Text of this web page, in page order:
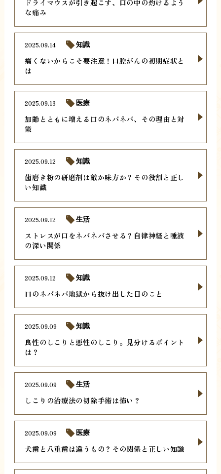
ドライマウスが引き起こす、口の中の灼けるよう
な痛み
痛くないからこそ要注意！口腔がんの初期症状と
は
2025.09.14 知識
加齢とともに増える口のネバネバ、その理由と対
策
2025.09.13 医療
歯磨き粉の研磨剤は敵か味方か？その役割と正し
い知識
2025.09.12 知識
ストレスが口をネバネバさせる？自律神経と唾液
の深い関係
2025.09.12 生活
口のネバネバ地獄から抜け出した日のこと
2025.09.12 知識
良性のしこりと悪性のしこり。見分けるポイント
は？
2025.09.09 知識
しこりの治療法の切除手術は怖い？
2025.09.09 生活
犬歯と八重歯は違うもの？その関係と正しい知識
2025.09.09 医療